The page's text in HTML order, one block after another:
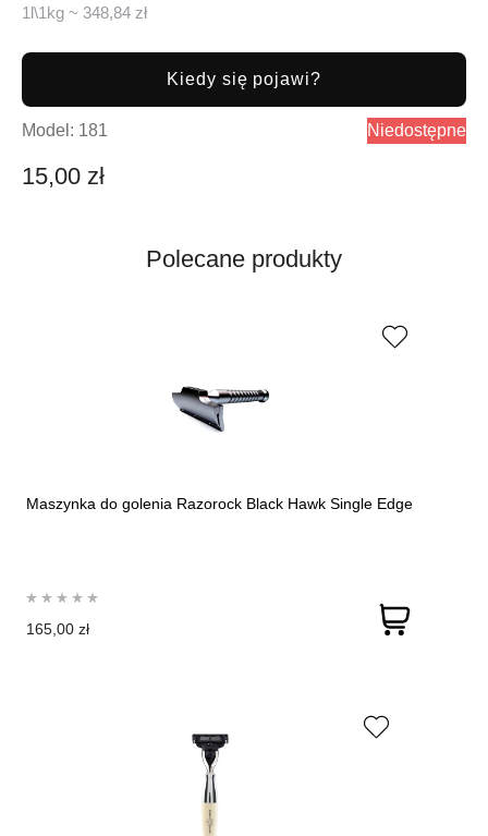
Niedostępne
Model: 181
15,00 zł
1l\1kg ~ 348,84 zł
Kiedy się pojawi?
Polecane produkty
Maszynka do golenia Razorock Black Hawk Single Edge
165,00 zł